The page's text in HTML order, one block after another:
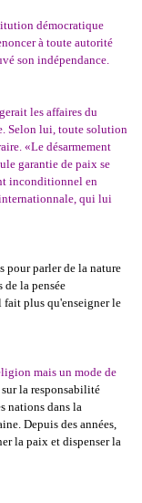
démocratique
à toute autorité
son indépendance.
les affaires du
Selon lui, toute solution
«Le désarmement
garantie de paix se
inconditionnel en
qui lui
pour parler de la nature
de la pensée
plus qu'enseigner le
mais un mode de
la responsabilité
nations dans la
Depuis des années,
la paix et dispenser la